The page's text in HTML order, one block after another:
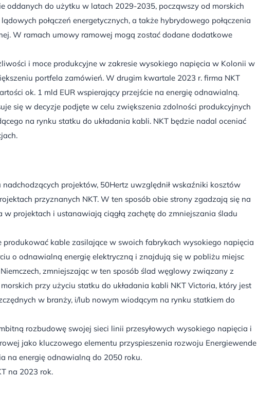
oddanych do użytku w latach 2029-2035, począwszy od morskich
połączeń energetycznych, a także hybrydowego połączenia
W ramach umowy ramowej mogą zostać dodane dodatkowe
i moce produkcyjne w zakresie wysokiego napięcia w Kolonii w
portfela zamówień. W drugim kwartale 2023 r. firma NKT
ok. 1 mld EUR wspierający przejście na energię odnawialną.
się w decyzje podjęte w celu zwiększenia zdolności produkcyjnych
na rynku statku do układania kabli. NKT będzie nadal oceniać
projektów, 50Hertz uwzględnił wskaźniki kosztów
przyznanych NKT. W ten sposób obie strony zgadzają się na
projektach i ustanawiają ciągłą zachętę do zmniejszania śladu
kable zasilające w swoich fabrykach wysokiego napięcia
o odnawialną energię elektryczną i znajdują się w pobliżu miejsc
zmniejszając w ten sposób ślad węglowy związany z
przy użyciu statku do układania kabli NKT Victoria, który jest
w branży, i/lub nowym wiodącym na rynku statkiem do
rozbudowę swojej sieci linii przesyłowych wysokiego napięcia i
jako kluczowego elementu przyspieszenia rozwoju Energiewende
na energię odnawialną do 2050 roku.
na 2023 rok.